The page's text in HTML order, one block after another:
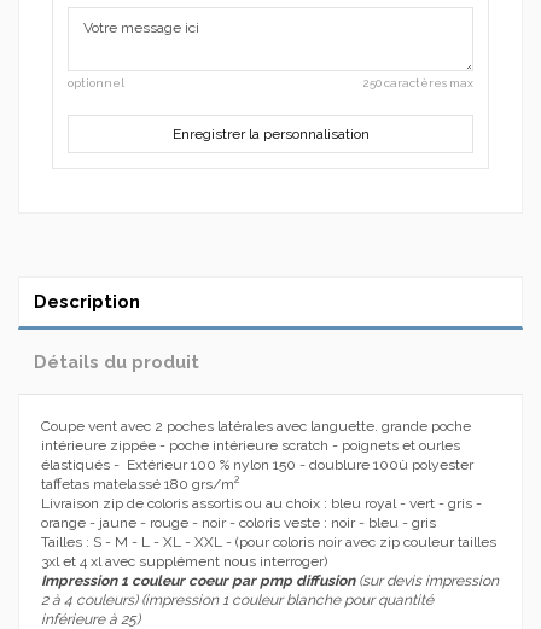
optionnel 250 caractères max
Enregistrer la personnalisation
Description
Détails du produit
Coupe vent avec 2 poches latérales avec languette. grande poche
intérieure zippée - poche intérieure scratch - poignets et ourles
élastiqués - Extérieur 100 % nylon 150 - doublure 100ù polyester
taffetas matelassé 180 grs/m2
Livraison zip de coloris assortis ou au choix : bleu royal - vert - gris -
orange - jaune - rouge - noir - coloris veste : noir - bleu - gris
Tailles : S - M - L - XL - XXL - (pour coloris noir avec zip couleur tailles
3xl et 4 xl avec supplément nous interroger)
Impression 1 couleur coeur par pmp diffusion (sur devis impression
2 à 4 couleurs) (impression 1 couleur blanche pour quantité
inférieure à 25)